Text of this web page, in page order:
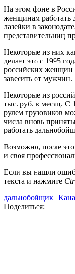
На этом фоне в
женщинам работать
лазейки в
представительниц
Некоторые из них
делает это с 1995
российских женщин
завесить от мужчин.
Некоторые из
тыс. руб. в месяц. С
рулем грузовиков
числа вновь
работать
Возможно, после
и своя
Если вы нашли
текста и нажмите
дальнобойщик |
Поделиться: